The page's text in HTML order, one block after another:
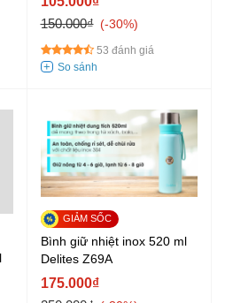
150.000₫
-30%
53 đánh giá
Bình giữ nhiệt inox 520 ml
Delites Z69A
175.000₫